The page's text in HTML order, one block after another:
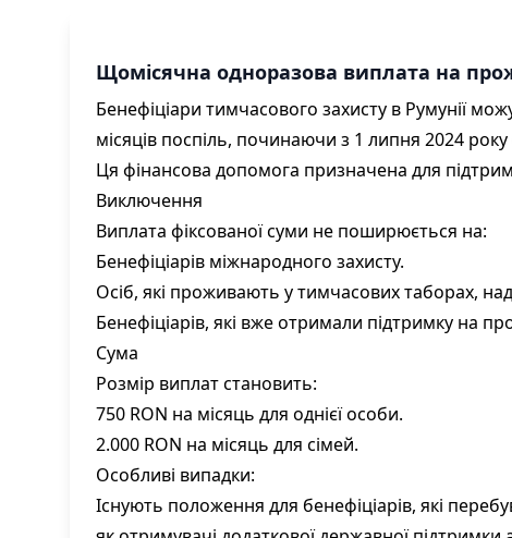
Щомісячна одноразова виплата на
Бенефіціари тимчасового захисту в Румунії
місяців поспіль, починаючи з 1 липня 2024
Ця фінансова допомога призначена для
Виключення
Виплата фіксованої суми не поширюється на:
Бенефіціарів міжнародного захисту.
Осіб, які проживають у тимчасових таборах,
Бенефіціарів, які вже отримали підтримку на
Сума
Розмір виплат становить:
750 RON на місяць для однієї особи.
2.000 RON на місяць для сімей.
Особливі випадки:
Існують положення для бенефіціарів, які